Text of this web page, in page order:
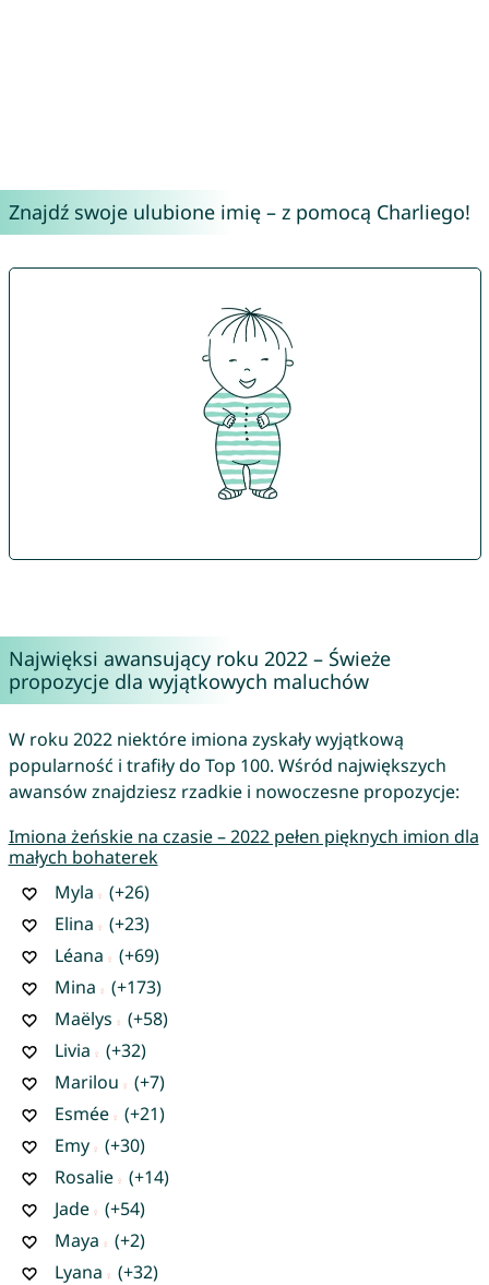
Znajdź swoje ulubione imię – z pomocą Charliego!
Najwięksi awansujący roku 2022 – Świeże
propozycje dla wyjątkowych maluchów
W roku 2022 niektóre imiona zyskały wyjątkową
popularność i trafiły do Top 100. Wśród największych
awansów znajdziesz rzadkie i nowoczesne propozycje:
Imiona żeńskie na czasie – 2022 pełen pięknych imion dla
małych bohaterek
Myla
(+26)
Elina
(+23)
Léana
(+69)
Mina
(+173)
Maëlys
(+58)
Livia
(+32)
Marilou
(+7)
Esmée
(+21)
Emy
(+30)
Rosalie
(+14)
Jade
(+54)
Maya
(+2)
Lyana
(+32)